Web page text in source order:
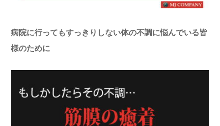
病院に行ってもすっきりしない体の不調に悩んでいる皆
様のために